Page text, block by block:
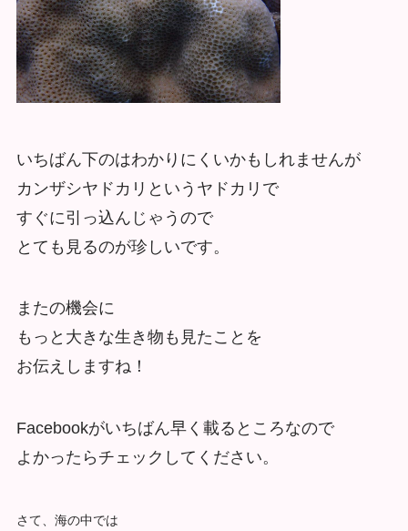
いちばん下のはわかりにくいかもしれませんが
カンザシヤドカリというヤドカリで
すぐに引っ込んじゃうので
とても見るのが珍しいです。
またの機会に
もっと大きな生き物も見たことを
お伝えしますね！
Facebookがいちばん早く載るところなので
よかったらチェックしてください。
さて、海の中では